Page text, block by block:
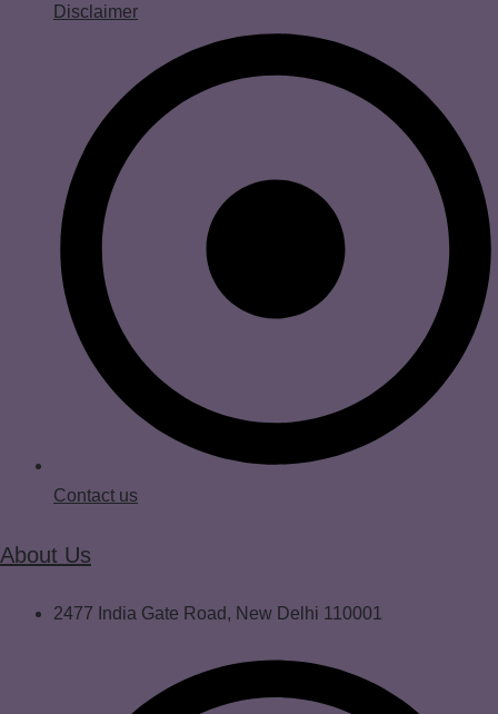
Disclaimer
Contact us
About Us
2477 India Gate Road, New Delhi 110001